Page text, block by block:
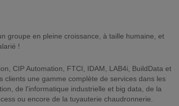
!
CIP Automation, FTCI, IDAM, LAB4i, BuildData et
clients une gamme complète de services dans les
de l'informatique industrielle et big data, de la
ou encore de la tuyauterie chaudronnerie.